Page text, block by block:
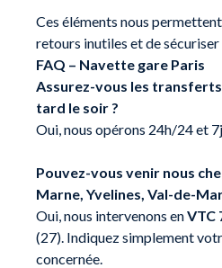
Ces éléments nous
retours inutiles et de
FAQ – Navette gare Paris
Assurez-vous les
tard le soir ?
Oui, nous opérons 24h/24 et
Pouvez-vous venir nous
Marne, Yvelines, Val-de-
Oui, nous intervenons enVTC
(27). Indiquez simplement
concernée.